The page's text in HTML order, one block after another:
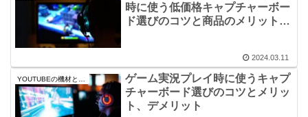
時に使う低価格キャプチャーボー
ド選びのコツと商品のメリット、
2024.03.11
ゲーム実況プレイ時に使うキャプ
チャーボード選びのコツとメリッ
ト、デメリット